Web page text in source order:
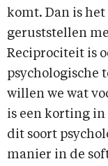
komt. Dan is
geruststellen
Reciprociteit is
psychologische
willen we wat
is een korting in
dit soort
manier in de